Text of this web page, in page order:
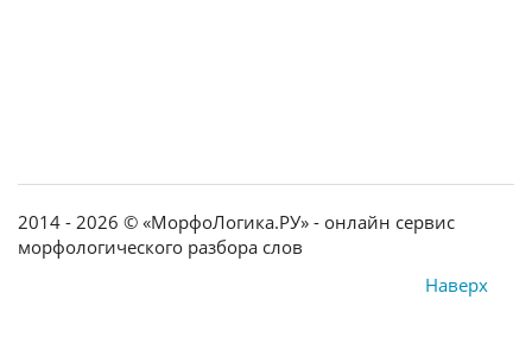
2014 - 2026 © «МорфоЛогика.РУ» - онлайн сервис
морфологического разбора слов
Наверх